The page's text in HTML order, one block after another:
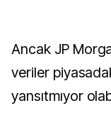
Ancak JP
veriler
yansıtmıyor